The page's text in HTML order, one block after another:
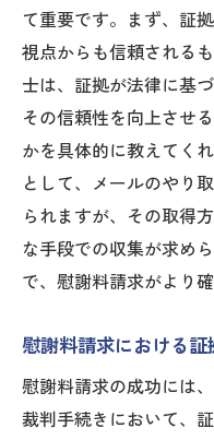
て重要です。まず、証
視点からも信頼される
士は、証拠が法律に基
その信頼性を向上させ
かを具体的に教えてく
として、メールのやり
られますが、その取得
な手段での収集が求め
で、慰謝料請求がより
慰謝料請求における
慰謝料請求の成功には
裁判手続きにおいて、